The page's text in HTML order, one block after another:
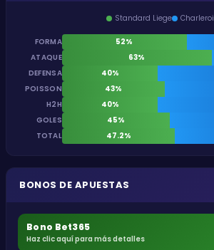
Standard Liege Charleroi
FORMA 52%
ATAQUE
63%
DEFENSA
40%
POISSON
43%
H2H
40%
GOLES
45%
TOTAL
47.2%
BONOS DE APUESTAS
Bono Bet365
Haz clic aquí para más detalles